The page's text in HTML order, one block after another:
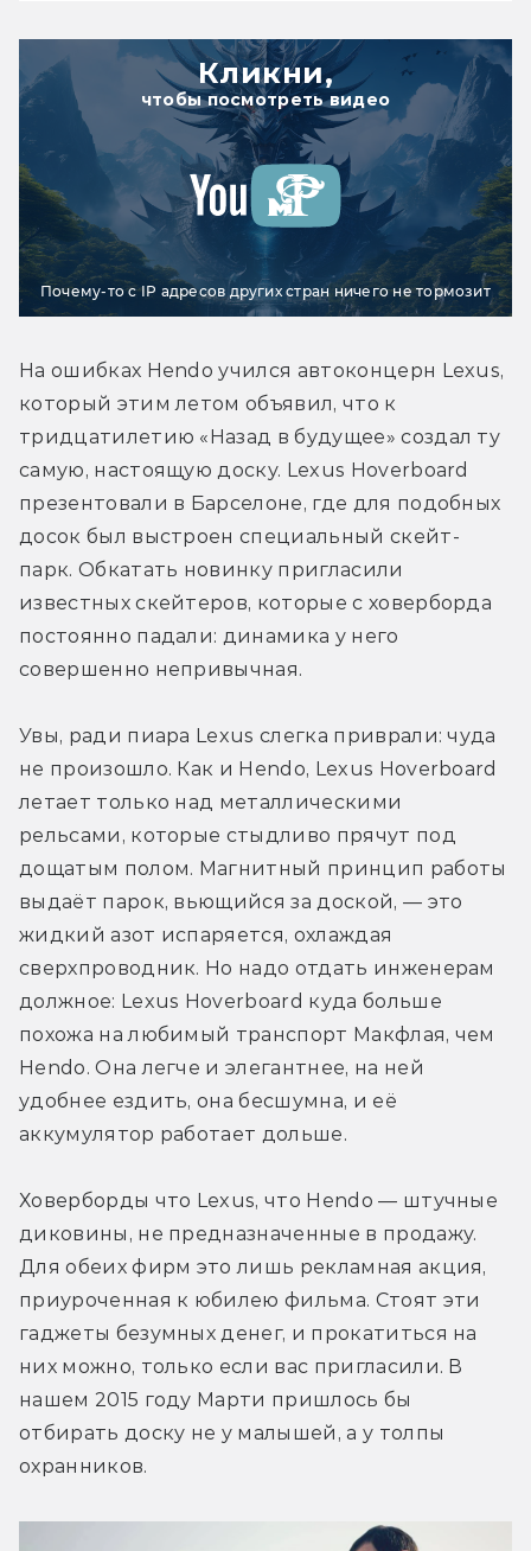
Кликни,
чтобы посмотреть видео
Почему-то с IP адресов других стран ничего не тормозит
На ошибках Hendo учился автоконцерн Lexus,
который этим летом объявил, что к
тридцатилетию «Назад в будущее» создал ту
самую, настоящую доску. Lexus Hoverboard
презентовали в Барселоне, где для подобных
досок был выстроен специальный скейт-
парк. Обкатать новинку пригласили
известных скейтеров, которые с ховерборда
постоянно падали: динамика у него
совершенно непривычная.
Увы, ради пиара Lexus слегка приврали: чуда
не произошло. Как и Hendo, Lexus Hoverboard
летает только над металлическими
рельсами, которые стыдливо прячут под
дощатым полом. Магнитный принцип работы
выдаёт парок, вьющийся за доской, — это
жидкий азот испаряется, охлаждая
сверхпроводник. Но надо отдать инженерам
должное: Lexus Hoverboard куда больше
похожа на любимый транспорт Макфлая, чем
Hendo. Она легче и элегантнее, на ней
удобнее ездить, она бесшумна, и её
аккумулятор работает дольше.
Ховерборды что Lexus, что Hendo — штучные
диковины, не предназначенные в продажу.
Для обеих фирм это лишь рекламная акция,
приуроченная к юбилею фильма. Стоят эти
гаджеты безумных денег, и прокатиться на
них можно, только если вас пригласили. В
нашем 2015 году Марти пришлось бы
отбирать доску не у малышей, а у толпы
охранников.